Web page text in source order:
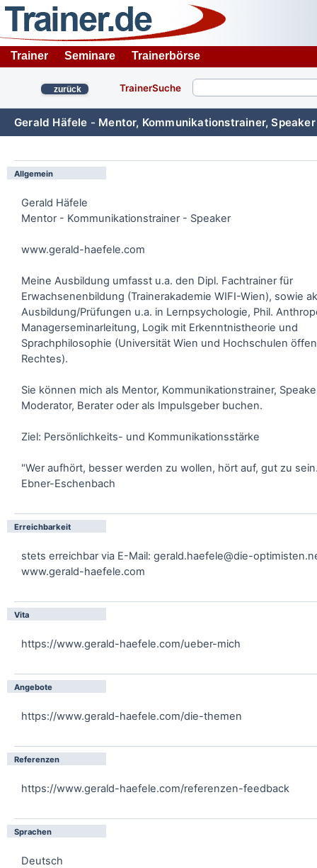
Trainer Seminare Trainerbörse
zurück TrainerSuche
Gerald Häfele - Mentor, Kommunikationstrainer, Speaker
Allgemein
Gerald Häfele
Mentor - Kommunikationstrainer - Speaker
www.gerald-haefele.com
Meine Ausbildung umfasst u.a. den Dipl. Fachtrainer für
Erwachsenenbildung (Trainerakademie WIFI-Wien), sowie
Ausbildung/Prüfungen u.a. in Lernpsychologie, Phil.
Managerseminarleitung, Logik mit Erkenntnistheorie und
Sprachphilosophie (Universität Wien und Hochschulen
Rechtes).
Sie können mich als Mentor, Kommunikationstrainer,
Moderator, Berater oder als Impulsgeber buchen.
Ziel: Persönlichkeits- und Kommunikationsstärke
"Wer aufhört, besser werden zu wollen, hört auf, gut zu
Ebner-Eschenbach
Erreichbarkeit
stets erreichbar via E-Mail: gerald.haefele@die-
www.gerald-haefele.com
Vita
https://www.gerald-haefele.com/ueber-mich
Angebote
https://www.gerald-haefele.com/die-themen
Referenzen
https://www.gerald-haefele.com/referenzen-feedback
Sprachen
Deutsch